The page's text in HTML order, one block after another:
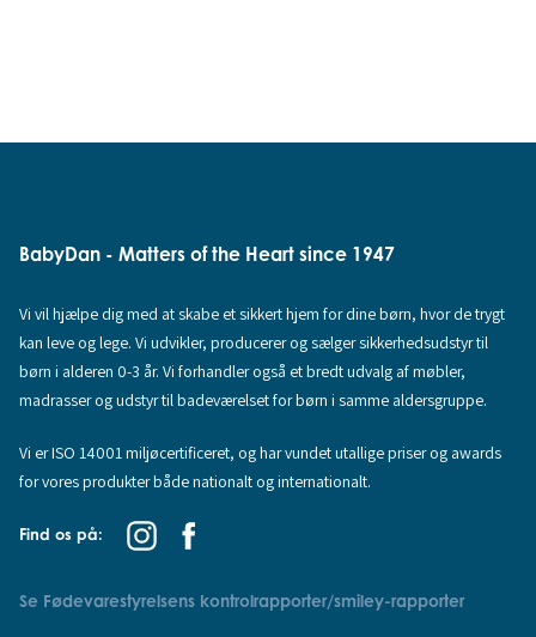
BabyDan - Matters of the Heart since 1947
Vi vil hjælpe dig med at skabe et sikkert hjem for dine børn, hvor de trygt
kan leve og lege. Vi udvikler, producerer og sælger sikkerhedsudstyr til
børn i alderen 0-3 år. Vi forhandler også et bredt udvalg af møbler,
madrasser og udstyr til badeværelset for børn i samme aldersgruppe.
Vi er ISO 14001 miljøcertificeret, og har vundet utallige priser og awards
for vores produkter både nationalt og internationalt.
Find os på:
Se Fødevarestyrelsens kontrolrapporter/smiley-rapporter